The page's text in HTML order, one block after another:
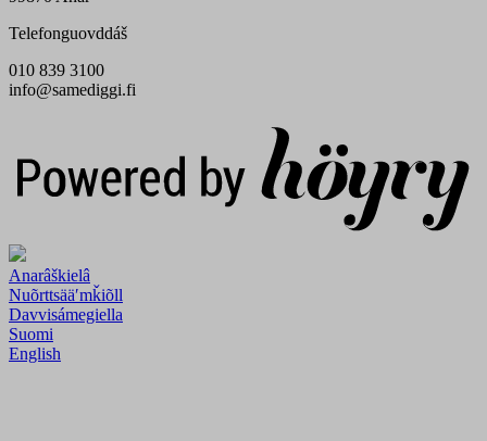
Telefonguovddáš
010 839 3100
info@samediggi.fi
Anarâškielâ
Nuõrttsääʹmǩiõll
Davvisámegiella
Suomi
English